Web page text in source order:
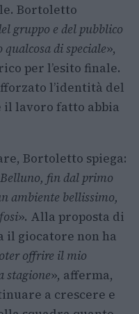
Bortoletto
gruppo e del pubblico
di speciale»,
per l’esito finale.
l’identità del
il lavoro fatto abbia
Bortoletto spiega:
fin dal primo
ambiente bellissimo,
». Alla proposta di
il giocatore non ha
offrire il mio
stagione», afferma,
a crescere e